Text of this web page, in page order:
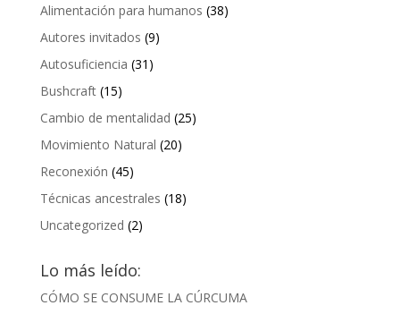
Alimentación para humanos (38)
Autores invitados (9)
Autosuficiencia (31)
Bushcraft(15)
Cambio de mentalidad (25)
Movimiento Natural (20)
Reconexión (45)
Técnicas ancestrales (18)
Uncategorized (2)
Lo más leído:
CÓMO SE CONSUME LA CÚRCUMA